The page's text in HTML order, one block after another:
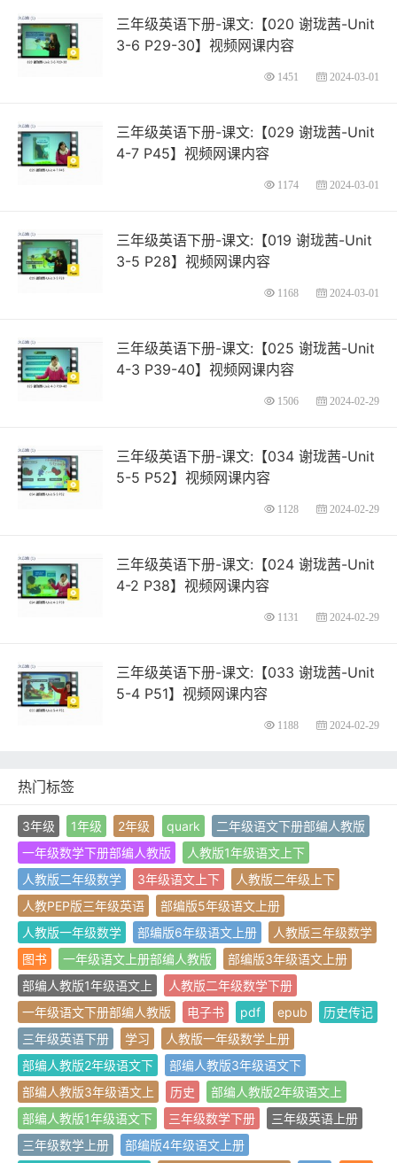
三年级英语下册-课文:【020 谢珑茜-Unit
3-6 P29-30】视频网课内容
1451 2024-03-01
三年级英语下册-课文:【029 谢珑茜-Unit
4-7 P45】视频网课内容
1174 2024-03-01
三年级英语下册-课文:【019 谢珑茜-Unit
3-5 P28】视频网课内容
1168 2024-03-01
三年级英语下册-课文:【025 谢珑茜-Unit
4-3 P39-40】视频网课内容
1506 2024-02-29
三年级英语下册-课文:【034 谢珑茜-Unit
5-5 P52】视频网课内容
1128 2024-02-29
三年级英语下册-课文:【024 谢珑茜-Unit
4-2 P38】视频网课内容
1131 2024-02-29
三年级英语下册-课文:【033 谢珑茜-Unit
5-4 P51】视频网课内容
1188 2024-02-29
热门标签
3年级 1年级 2年级 quark
二年级语文下册部编人教版
一年级数学下册部编人教版
人教版1年级语文上下
人教版二年级数学
3年级语文上下
人教版二年级上下
人教PEP版三年级英语
部编版5年级语文上册
人教版一年级数学
部编版6年级语文上册
人教版三年级数学
图书
一年级语文上册部编人教版
部编版3年级语文上册
部编人教版1年级语文上
人教版二年级数学下册
一年级语文下册部编人教版
电子书 pdf epub
历史传记
三年级英语下册
学习
人教版一年级数学上册
部编人教版2年级语文下
部编人教版3年级语文下
部编人教版3年级语文上
历史
部编人教版2年级语文上
部编人教版1年级语文下
三年级数学下册
三年级英语上册
三年级数学上册
部编版4年级语文上册